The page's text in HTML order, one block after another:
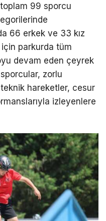
99 sporcu
66 erkek ve 33 kız
parkurda tüm
devam eden çeyrek
zorlu
hareketler, cesur
izleyenlere